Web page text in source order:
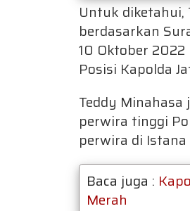
Untuk diketahui,
berdasarkan
10 Oktober
Posisi Kapolda
Teddy
perwira tinggi
perwira di
Baca juga :
Merah